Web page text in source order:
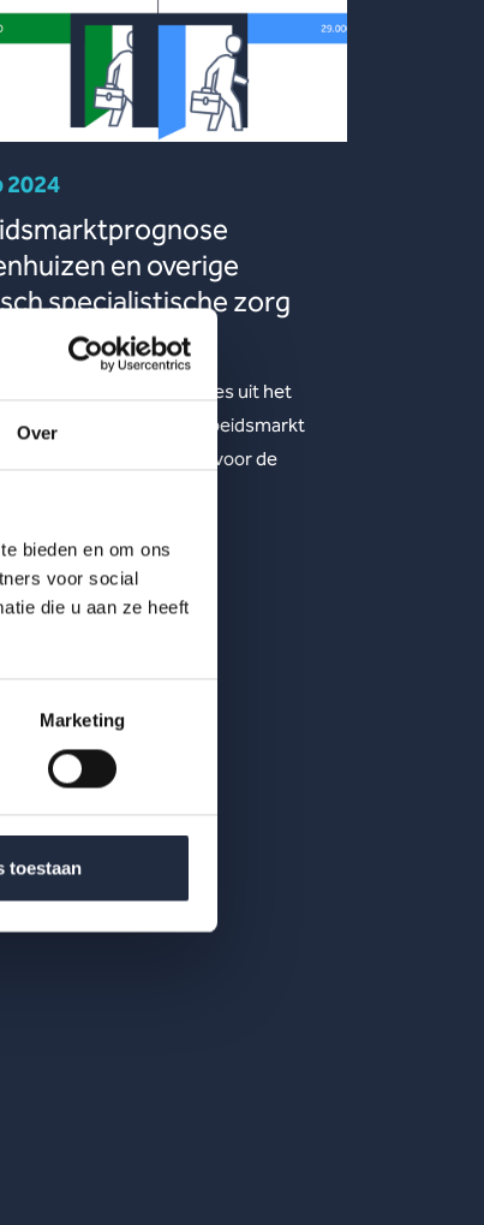
Over
bieden en om ons
voor social
die u aan ze heeft
Marketing
toestaan
2024
en overige
specialistische zorg
2033
over nieuwe prognoses uit het
tonen hoe de arbeidsmarkt
staat. Bekijk de factsheet voor de